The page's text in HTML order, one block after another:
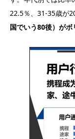
22.5％、31-35歳が
国でいう80後）が